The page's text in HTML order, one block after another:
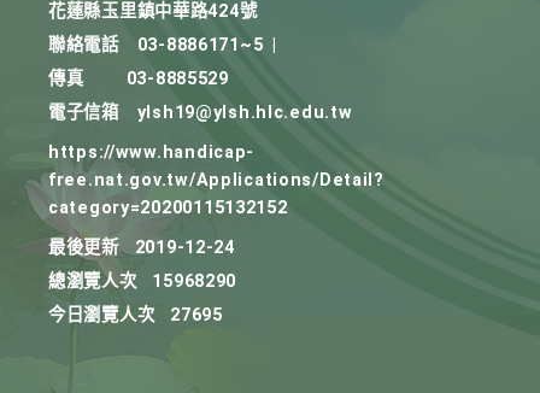
花蓮縣玉里鎮中華路424號
聯絡電話
03-8886171~5
傳真
03-8885529
電子信箱
ylsh19@ylsh.hlc.edu.tw
https://www.handicap-
free.nat.gov.tw/Applications/Detail?
category=20200115132152
最後更新
2019-12-24
總瀏覽人次
15968290
今日瀏覽人次
27695